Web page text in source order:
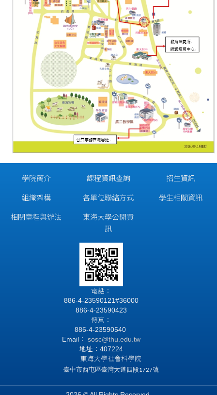
學院簡介
組織架構
相關章程與辦法
課程資訊查詢
各單位聯絡方式
東海大學公開資
訊
招生資訊
學生相關資訊
電話：
886-4-23590121#36000
886-4-23590423
傳真：
886-4-23590540
Email：
sosc@thu.edu.tw
地址：407224
東海大學社會科學院
臺中市西屯區臺灣大道四段1727號